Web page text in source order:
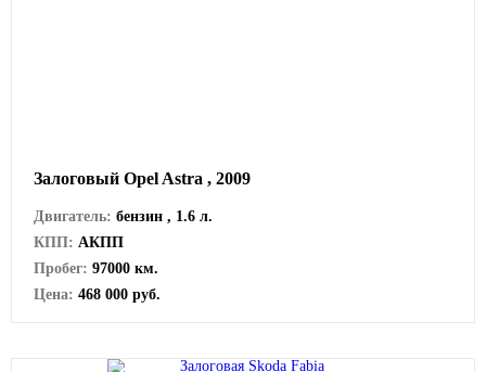
Залоговый Opel Astra , 2009
Двигатель: бензин , 1.6 л.
КПП: АКПП
Пробег: 97000 км.
Цена: 468 000 руб.